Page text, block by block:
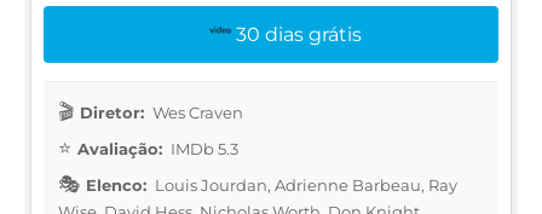
30 dias grátis
Diretor: Wes Craven
Avaliação: IMDb 5.3
Elenco: Louis Jourdan, Adrienne Barbeau, Ray